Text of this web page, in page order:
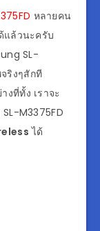
หลายคน
แล้วนะครับ
SL-
ริงๆสักที
งที่ทั้ง เราจะ
M3375FD
ได้